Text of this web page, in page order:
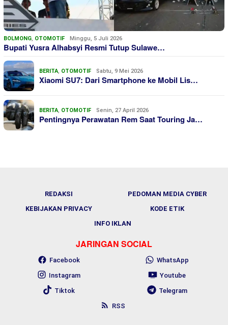
BOLMONG, OTOMOTIF Minggu, 5 Juli 2026
Bupati Yusra Alhabsyi Resmi Tutup Sulawe…
BERITA, OTOMOTIF Sabtu, 9 Mei 2026
Xiaomi SU7: Dari Smartphone ke Mobil Lis…
BERITA, OTOMOTIF Senin, 27 April 2026
Pentingnya Perawatan Rem Saat Touring Ja…
REDAKSI
PEDOMAN MEDIA CYBER
KEBIJAKAN PRIVACY
KODE ETIK
INFO IKLAN
JARINGAN SOCIAL
Facebook
WhatsApp
Instagram
Youtube
Tiktok
Telegram
RSS